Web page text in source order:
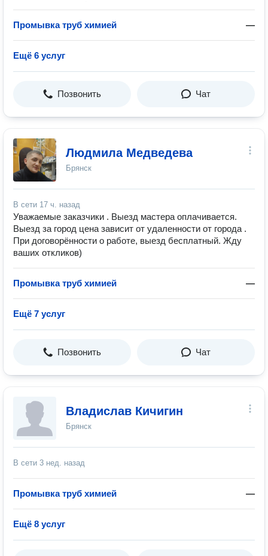
Промывка труб химией —
Ещё 6 услуг
Позвонить Чат
Людмила Медведева
Брянск
В сети 17 ч. назад
Уважаемые заказчики . Выезд мастера оплачивается.
Выезд за город цена зависит от удаленности от города .
При договорённости о работе, выезд бесплатный. Жду
ваших откликов)
Промывка труб химией —
Ещё 7 услуг
Позвонить Чат
Владислав Кичигин
Брянск
В сети 3 нед. назад
Промывка труб химией —
Ещё 8 услуг